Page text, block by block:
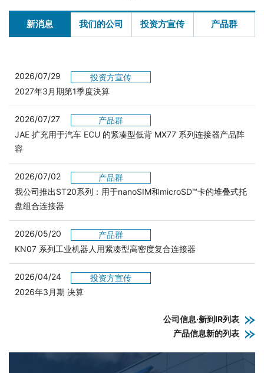
新消息 我们的公司 投资方宣传 产品群
2026/07/29
投资方宣传
2027年3月期第1季度決算
2026/07/27
产品群
JAE 扩充用于汽车 ECU 的紧凑型低背 MX77 系列连接器产品阵
容
2026/07/02
产品群
我公司推出ST20系列：用于nanoSIM和microSD™卡的堆叠式托
盘组合连接器
2026/05/20
产品群
KN07 系列工业机器人用紧凑型高密度复合连接器
2026/04/24
投资方宣传
2026年3月期 决算
公司信息·新到IR列表
产品信息新的列表